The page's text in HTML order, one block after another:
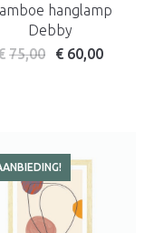
hanglamp
Debby
75,00 € 60,00